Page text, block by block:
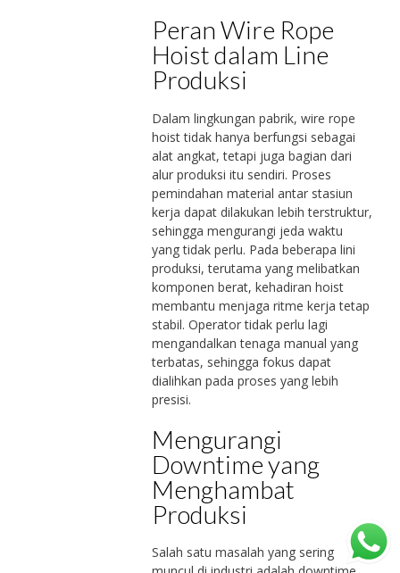
Peran Wire Rope
Hoist dalam Line
Produksi
Dalam lingkungan pabrik, wire rope
hoist tidak hanya berfungsi sebagai
alat angkat, tetapi juga bagian dari
alur produksi itu sendiri. Proses
pemindahan material antar stasiun
kerja dapat dilakukan lebih terstruktur,
sehingga mengurangi jeda waktu
yang tidak perlu. Pada beberapa lini
produksi, terutama yang melibatkan
komponen berat, kehadiran hoist
membantu menjaga ritme kerja tetap
stabil. Operator tidak perlu lagi
mengandalkan tenaga manual yang
terbatas, sehingga fokus dapat
dialihkan pada proses yang lebih
presisi.
Mengurangi
Downtime yang
Menghambat
Produksi
Salah satu masalah yang sering